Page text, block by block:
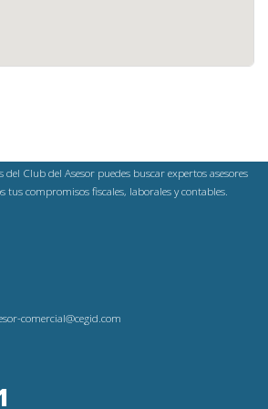
del Club del Asesor puedes buscar expertos asesores
tus compromisos fiscales, laborales y contables.
comercial@cegid.com